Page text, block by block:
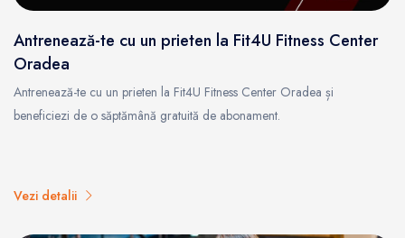
Antrenează-te cu un prieten la Fit4U Fitness Center
Oradea
Antrenează-te cu un prieten la Fit4U Fitness Center Oradea și
beneficiezi de o săptămână gratuită de abonament.
Vezi detalii